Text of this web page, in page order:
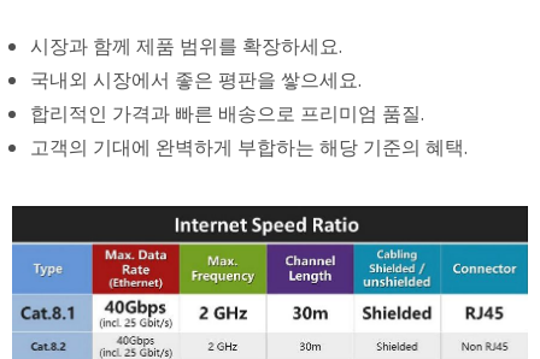
시장과 함께 제품 범위를 확장하세요.
국내외 시장에서 좋은 평판을 쌓으세요.
합리적인 가격과 빠른 배송으로 프리미엄 품질.
고객의 기대에 완벽하게 부합하는 해당 기준의 혜택.